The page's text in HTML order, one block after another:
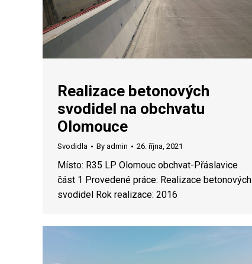
Realizace betonových
svodidel na obchvatu
Olomouce
Svodidla By admin 26. října, 2021
Místo: R35 LP Olomouc obchvat-Přáslavice
část 1 Provedené práce: Realizace betonových
svodidel Rok realizace: 2016